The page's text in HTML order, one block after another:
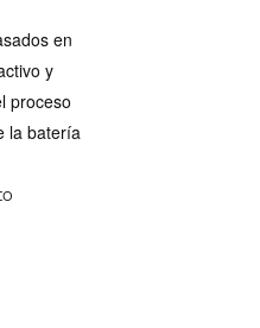
en
y
proceso
la batería